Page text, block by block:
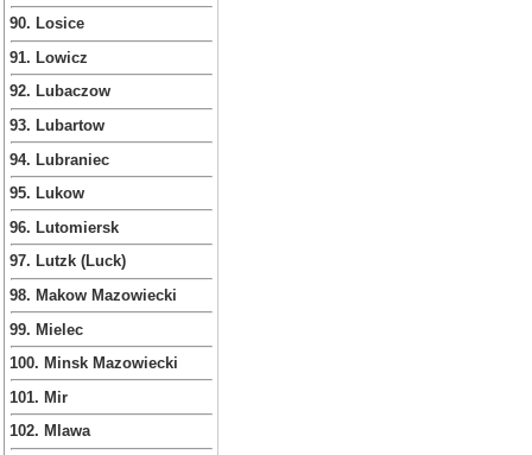
90. Losice
91. Lowicz
92. Lubaczow
93. Lubartow
94. Lubraniec
95. Lukow
96. Lutomiersk
97. Lutzk (Luck)
98. Makow Mazowiecki
99. Mielec
100. Minsk Mazowiecki
101. Mir
102. Mlawa